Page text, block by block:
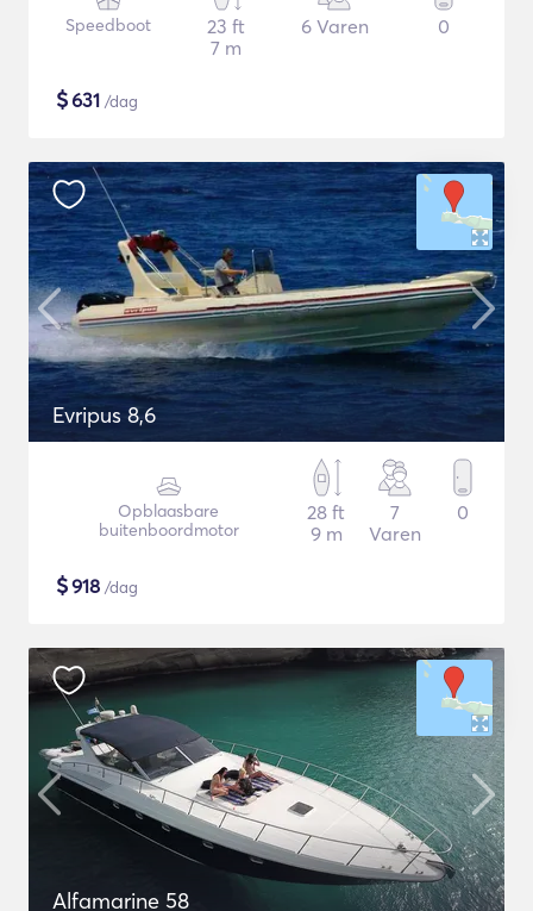
Speedboot
23 ft
7 m
6 Varen 0
$631 /dag
Evripus 8,6
Opblaasbare
buitenboordmotor
28 ft
9 m
7
Varen
0
$918 /dag
Alfamarine 58